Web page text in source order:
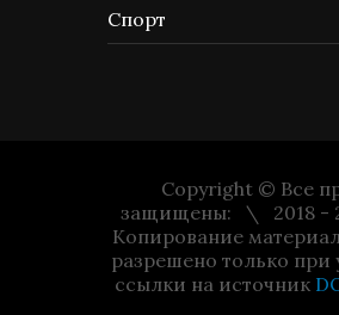
Спорт
Copyright © Все
защищены:
2018 -
Копирование
разрешено только при
ссылки на источник